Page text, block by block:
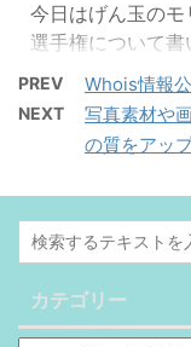
今日はげん玉のモ
選手権について書
まーす。 げん玉
ら何か買わないと
ったお金がもら
ど、 楽しく毎日ち
ポイントを貯める
あります。 その1
玉のモリモリ選手
めてみよう！ サ
PREV Whois情報
NEXT
写真素材や
の質をアッ
カテゴリー